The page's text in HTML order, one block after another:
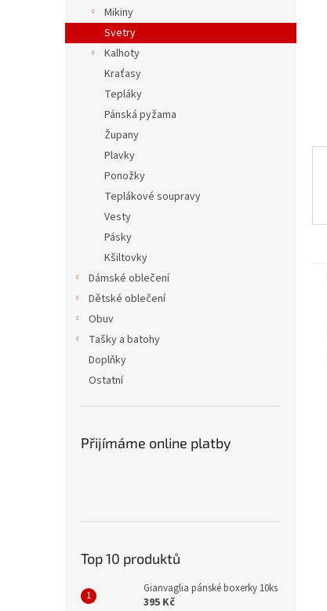
e
l
Mikiny
Svetry
Kalhoty
Kraťasy
Tepláky
Pánská pyžama
Župany
Plavky
Ponožky
Teplákové soupravy
Vesty
Pásky
Kšiltovky
Dámské oblečení
Dětské oblečení
Obuv
Tašky a batohy
Doplňky
Ostatní
Přijímáme online platby
Top 10 produktů
Gianvaglia pánské boxerky 10ks
395 Kč